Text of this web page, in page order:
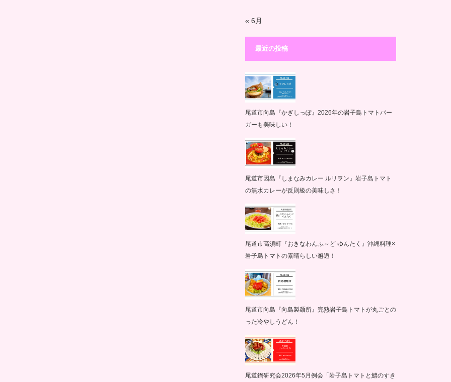
« 6月
最近の投稿
尾道市向島『かぎしっぽ』2026年の岩子島トマトバー
ガーも美味しい！
尾道市因島『しまなみカレー ルリヲン』岩子島トマト
の無水カレーが反則級の美味しさ！
尾道市高須町『おきなわんふ～ど ゆんたく』沖縄料理×
岩子島トマトの素晴らしい邂逅！
尾道市向島『向島製麺所』完熟岩子島トマトが丸ごとの
った冷やしうどん！
尾道鍋研究会2026年5月例会「岩子島トマトと鱧のすき